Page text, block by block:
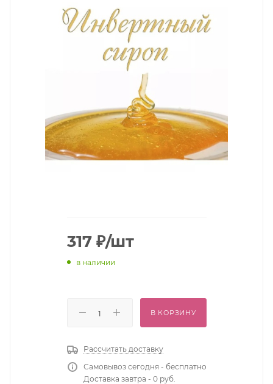
317₽/шт
в наличии
В КОРЗИНУ
Рассчитать доставку
Самовывоз сегодня - бесплатно
Доставка завтра - 0 руб.